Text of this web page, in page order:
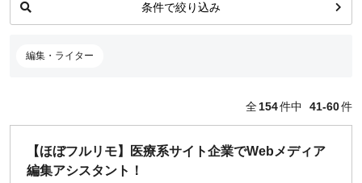
条件で絞り込み
編集・ライター
プランナー・ディレクター
デザイナー
マーケティング
人事
広報
全154件中 41-60件
【ほぼフルリモ】医療系サイト企業でWebメディア
編集アシスタント！